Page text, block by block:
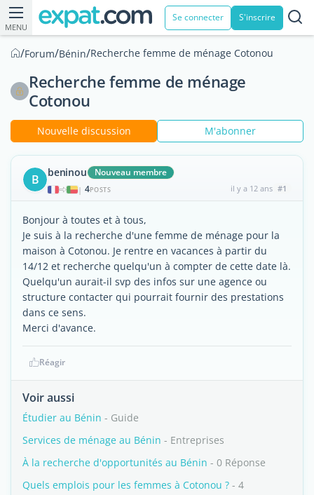
MENU
Se connecter S'inscrire
/Forum/Bénin/Recherche femme de ménage Cotonou
Recherche femme de ménage
Cotonou
Nouvelle discussion M'abonner
B beninou Nouveau membre
| 4POSTS il y a 12 ans #1
Bonjour à toutes et à tous,
Je suis à la recherche d'une femme de ménage pour la
maison à Cotonou. Je rentre en vacances à partir du
14/12 et recherche quelqu'un à compter de cette date là.
Quelqu'un aurait-il svp des infos sur une agence ou
structure contacter qui pourrait fournir des prestations
dans ce sens.
Merci d'avance.
Réagir
Voir aussi
Étudier au Bénin - Guide
Services de ménage au Bénin - Entreprises
À la recherche d'opportunités au Bénin - 0 Réponse
Quels emplois pour les femmes à Cotonou ? - 4